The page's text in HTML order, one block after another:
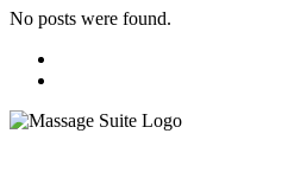
No posts were found.